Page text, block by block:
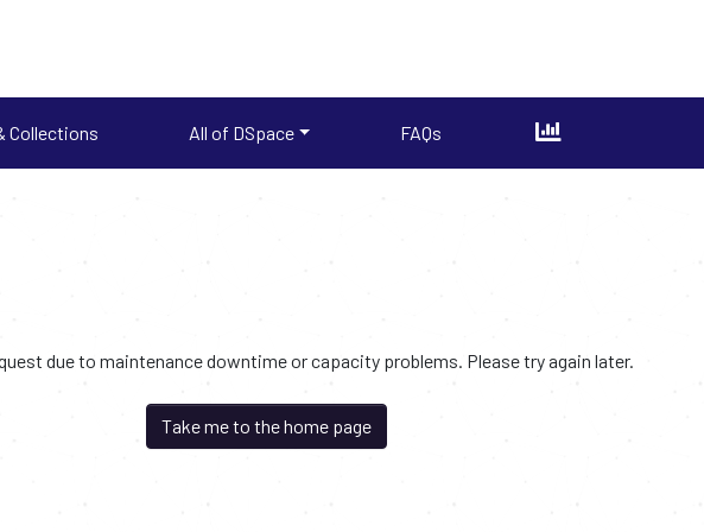
Collections All of DSpace FAQs
due to maintenance downtime or capacity problems. Please try again later.
Take me to the home page